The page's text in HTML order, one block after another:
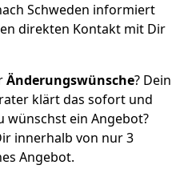
Schweden informiert
direkten Kontakt mit Dir
Änderungswünsche? Dein
klärt das sofort und
wünschst ein Angebot?
innerhalb von nur3
Angebot.